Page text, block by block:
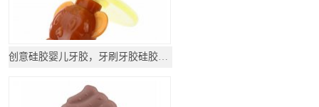
创意硅胶婴儿牙胶，牙刷牙胶硅胶_硅胶母婴用品